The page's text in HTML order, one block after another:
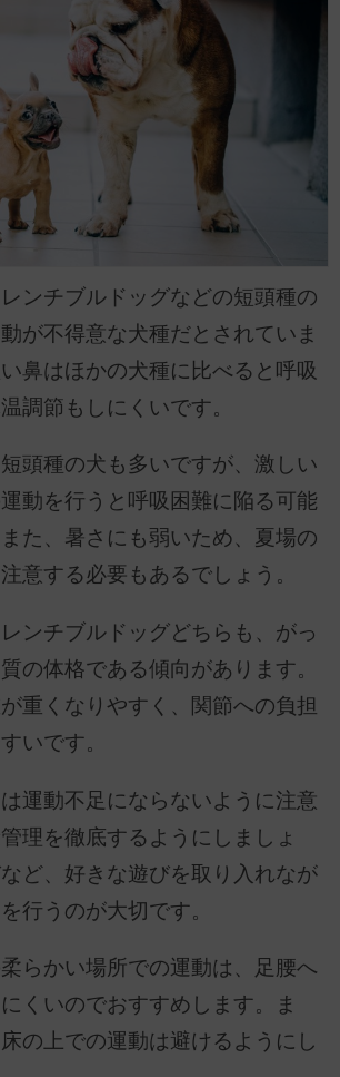
ンチブルドッグなどの短頭種の
が不得意な犬種だとされていま
鼻はほかの犬種に比べると呼吸
調節もしにくいです。
頭種の犬も多いですが、激しい
動を行うと呼吸困難に陥る可能
た、暑さにも弱いため、夏場の
意する必要もあるでしょう。
ンチブルドッグどちらも、がっ
の体格である傾向があります。
重くなりやすく、関節への負担
いです。
運動不足にならないように注意
理を徹底するようにしましょ
ど、好きな遊びを取り入れなが
行うのが大切です。
らかい場所での運動は、足腰へ
くいのでおすすめします。ま
の上での運動は避けるようにし